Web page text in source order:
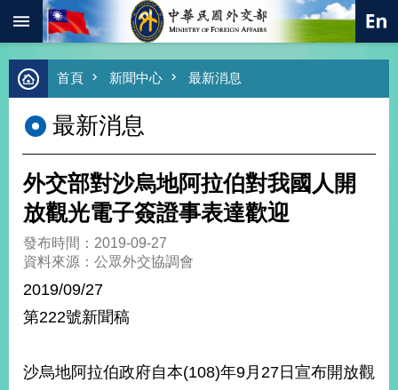
跳到主要內容區塊
進
階
尋
熱
總
合
外
價
外
交
首頁 新聞中心 最新消息
最新消息
外交部對沙烏地阿拉伯對我國人開
放觀光電子簽證事表達歡迎
發布時間：2019-09-27
資料來源：公眾外交協調會
2019/09/27
第222號新聞稿
沙烏地阿拉伯政府自本(108)年9月27日宣布開放觀